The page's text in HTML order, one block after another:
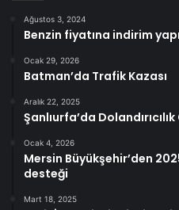
Ağustos 3, 2024
Benzin fiyatına indirim
Ocak 29, 2026
Batman’da Trafik Kazası
Aralık 22, 2025
Şanlıurfa’da
Ocak 4, 2026
Mersin Büyükşehir’den
desteği
Mart 18, 2025